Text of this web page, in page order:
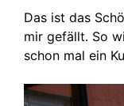
Das ist das
mir gefällt. So
schon mal ein